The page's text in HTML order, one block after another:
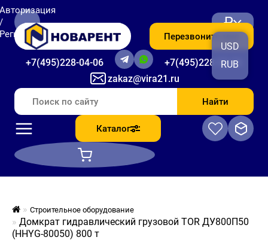
zakaz@vira21.ru
+7(495)228-04-06 +7(495)228-06-56
Перезвоните мне
₽
USD
RUB
Найти
Каталог
Строительное оборудование
Домкрат гидравлический грузовой TOR ДУ800П50
(HHYG-80050) 800 т